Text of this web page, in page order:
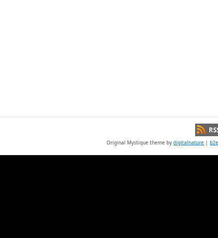
Original Mystique theme bydigitalnature |